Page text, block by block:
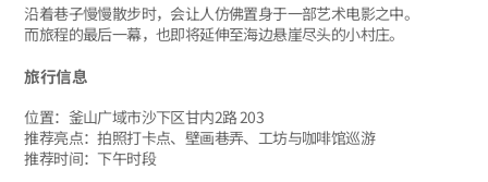
沿着巷子慢慢散步时，会让人仿佛置身于一部艺术电影之中。
而旅程的最后一幕，也即将延伸至海边悬崖尽头的小村庄。
旅行信息
位置：釜山广域市沙下区甘内2路 203
推荐亮点：拍照打卡点、壁画巷弄、工坊与咖啡馆巡游
推荐时间：下午时段